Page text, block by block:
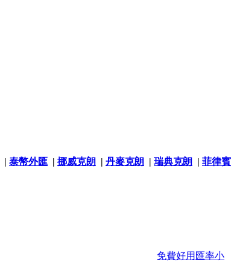
| 泰幣外匯 | 挪威克朗 | 丹麥克朗 | 瑞典克朗 | 菲律賓
免費好用匯率小